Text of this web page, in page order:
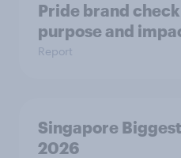
Pride brand
purpose and
Report
Singapore
2026